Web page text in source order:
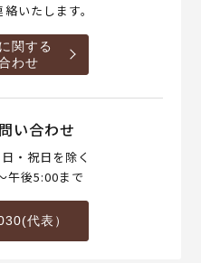
いたします。
関する
わせ
い合わせ
・祝日を除く
午後5:00まで
代表）